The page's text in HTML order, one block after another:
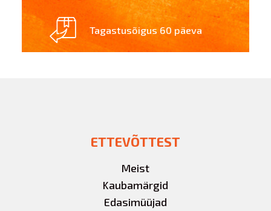
Tagastusõigus 60 päeva
ETTEVÕTTEST
Meist
Kaubamärgid
Edasimüüjad